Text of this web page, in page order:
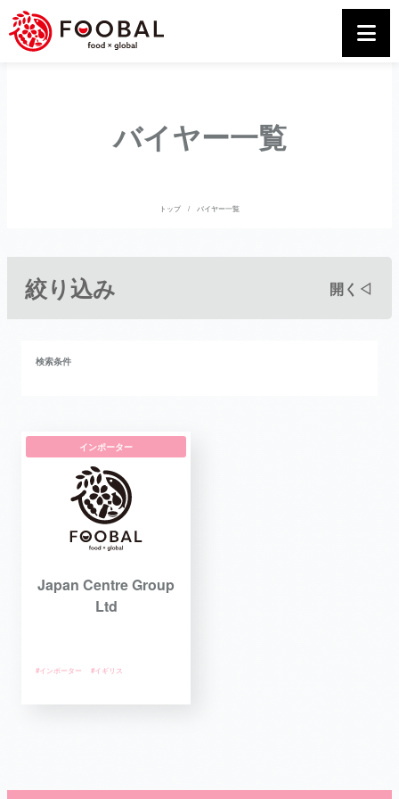
バイヤー一覧
トップ バイヤー一覧
絞り込み 開く◁
検索条件
インポーター
Japan Centre Group
Ltd
#インポーター #イギリス